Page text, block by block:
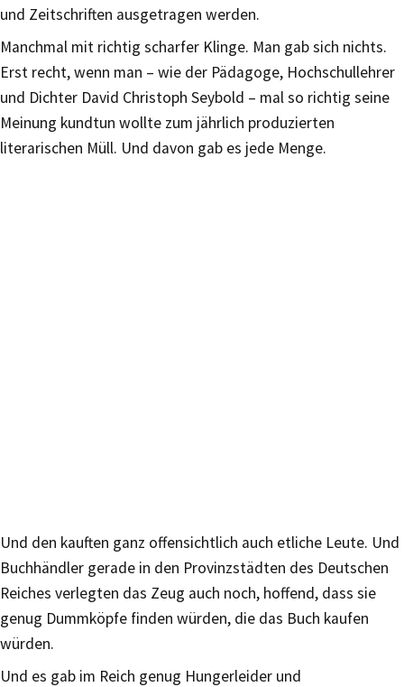
und Zeitschriften ausgetragen werden.
Manchmal mit richtig scharfer Klinge. Man gab sich nichts.
Erst recht, wenn man – wie der Pädagoge, Hochschullehrer
und Dichter David Christoph Seybold – mal so richtig seine
Meinung kundtun wollte zum jährlich produzierten
literarischen Müll. Und davon gab es jede Menge.
Und den kauften ganz offensichtlich auch etliche Leute. Und
Buchhändler gerade in den Provinzstädten des Deutschen
Reiches verlegten das Zeug auch noch, hoffend, dass sie
genug Dummköpfe finden würden, die das Buch kaufen
würden.
Und es gab im Reich genug Hungerleider und